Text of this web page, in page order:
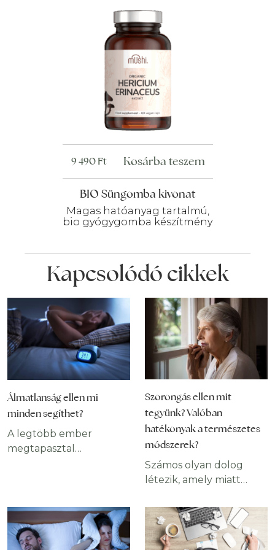
BIO Süngomba kivonat
Magas hatóanyag tartalmú,
bio gyógygomba készítmény
9 490Ft Kosárba teszem
Kapcsolódó cikkek
Álmatlanság ellen mi
minden segíthet?
A legtöbb ember
megtapasztal
álmatlanságot
(inszomnia) a stressz és
egyéb külső hatások
Szorongás ellen mit
tegyünk? Valóban
hatékonyak a természetes
módszerek?
Számos olyan dolog
létezik, amely miatt
szoronghatunk,
beleértve a
koronavírust. Bármilyen